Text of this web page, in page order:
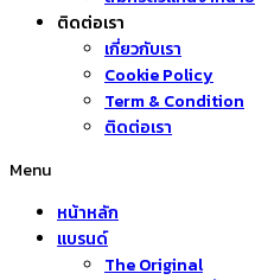
ติดต่อเรา
เกี่ยวกับเรา
Cookie Policy
Term & Condition
ติดต่อเรา
Menu
หน้าหลัก
แบรนด์
The Original